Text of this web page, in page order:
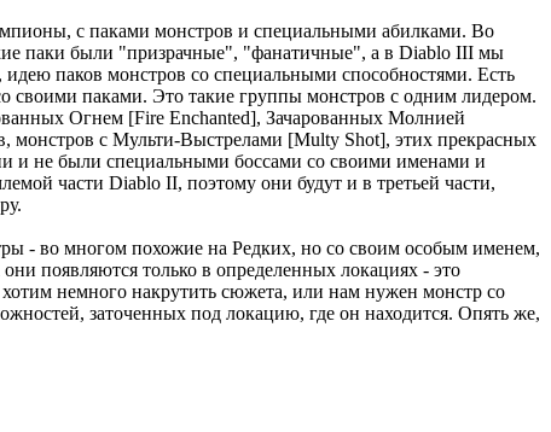
с паками монстров и специальными абилками. Во
паки были "призрачные", "фанатичные", а в Diablo III мы
паков монстров со специальными способностями. Есть
своими паками. Это такие группы монстров с одним лидером.
Огнем [Fire Enchanted], Зачарованных Молнией
монстров с Мульти-Выстрелами [Multy Shot], этих прекрасных
и не были специальными боссами со своими именами и
части Diablo II, поэтому они будут и в третьей части,
- во многом похожие на Редких, но со своим особым именем,
появляются только в определенных локациях - это
немного накрутить сюжета, или нам нужен монстр со
заточенных под локацию, где он находится. Опять же,